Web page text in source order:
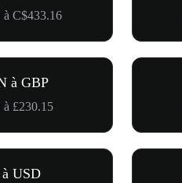
C$433.16
à GBP
£230.15
USD